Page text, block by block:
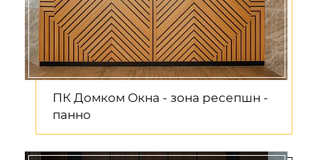
ПК Домком Окна - зона ресепшн -
панно